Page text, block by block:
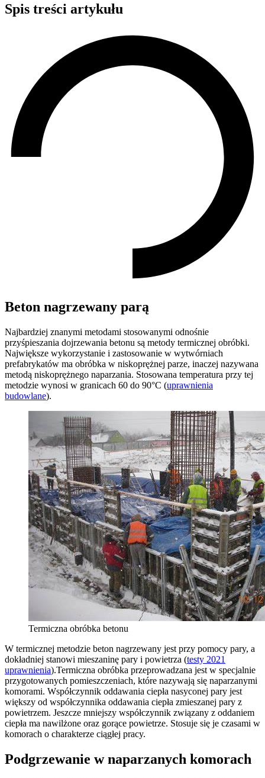
Spis treści artykułu
Beton nagrzewany parą
Najbardziej znanymi metodami stosowanymi odnośnie
przyśpieszania dojrzewania betonu są metody termicznej obróbki.
Największe wykorzystanie i zastosowanie w wytwórniach
prefabrykatów ma obróbka w niskoprężnej parze, inaczej nazywana
metodą niskoprężnego naparzania. Stosowana temperatura przy tej
metodzie wynosi w granicach 60 do 90°C (uprawnienia
budowlane).
Termiczna obróbka betonu
W termicznej metodzie beton nagrzewany jest przy pomocy pary, a
dokładniej stanowi mieszaninę pary i powietrza (testy 2021
uprawnienia).Termiczna obróbka przeprowadzana jest w specjalnie
przygotowanych pomieszczeniach, które nazywają się naparzanymi
komorami. Współczynnik oddawania ciepła nasyconej pary jest
większy od współczynnika oddawania ciepła zmieszanej pary z
powietrzem. Jeszcze mniejszy współczynnik związany z oddaniem
ciepła ma nawilżone oraz gorące powietrze. Stosuje się je czasami w
komorach o charakterze ciągłej pracy.
Podgrzewanie w naparzanych komorach